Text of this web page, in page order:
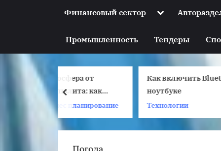
Финансовый сектор Toggle
menu
Toggle
menu
Toggle
sub-
menu
Toggle
sub-
Промышленность Тендеры
Как включить Bluetooth на
ноутбуке
Технологии
prev